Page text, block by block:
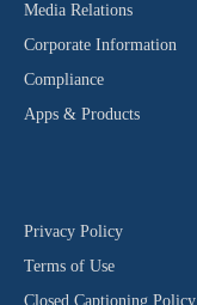
Media Relations
Corporate Information
Compliance
Apps & Products
Privacy Policy
Terms of Use
Closed Captioning Policy